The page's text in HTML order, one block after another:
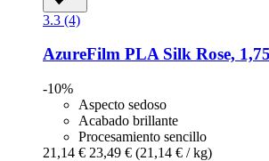
3.3 (4)
AzureFilm PLA Silk Rose,
-10%
Aspecto sedoso
Acabado brillante
Procesamiento sencillo
21,14 € 23,49 € (21,14 € / kg)